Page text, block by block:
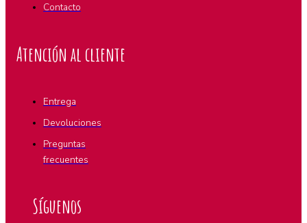
Contacto
Atención al cliente
Entrega
Devoluciones
Preguntas
frecuentes
Síguenos